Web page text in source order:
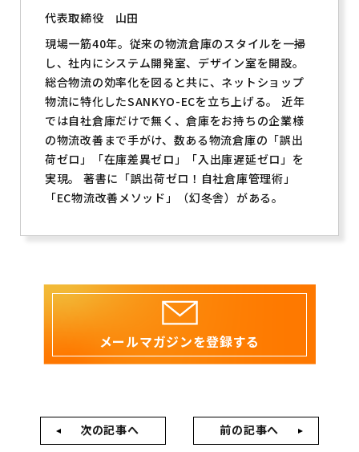
代表取締役
山田
現場一筋40年。従来の物流倉庫のスタイルを一掃
し、社内にシステム開発室、デザイン室を開設。
総合物流の効率化を図ると共に、ネットショップ
物流に特化したSANKYO-ECを立ち上げる。 近年
では自社倉庫だけで無く、倉庫をお持ちの企業様
の物流改善まで手がけ、数ある物流倉庫の「誤出
荷ゼロ」「在庫差異ゼロ」「入出庫遅延ゼロ」を
実現。 著書に「誤出荷ゼロ！自社倉庫管理術」
「EC物流改善メソッド」（幻冬舎）がある。
メールマガジンを登録する
次の記事へ 前の記事へ